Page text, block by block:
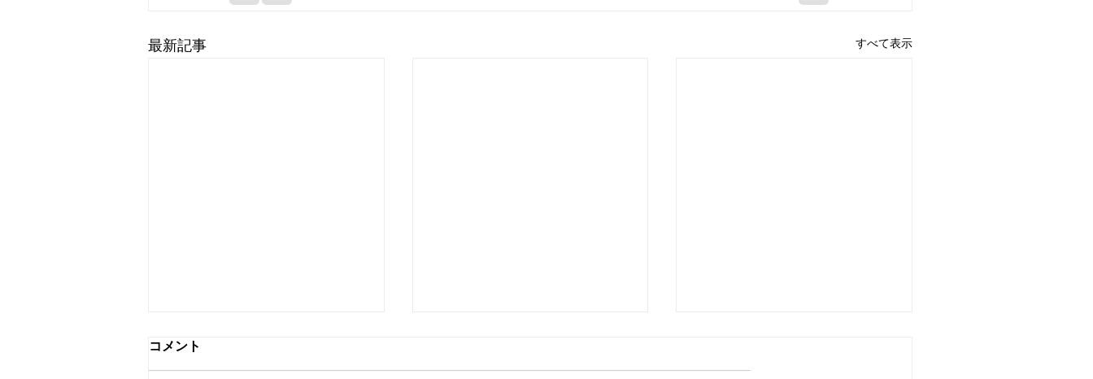
最新記事 すべて表示
Instagram
こちらへの投稿が１年も空いてし
コメント